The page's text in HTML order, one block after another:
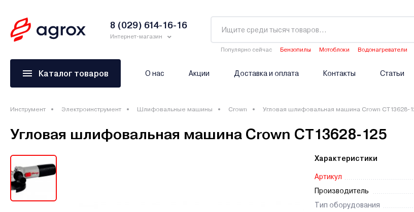
8 (029) 614-16-16
Интернет-магазин
Популярно сейчас Бензопилы Мотоблоки
Водонагреватели
Каталог товаров О нас Акции Доставка и оплата Контакты Статьи
Инструмент Электроинструмент Шлифовальные машины Crown Угловая шлифовальная машина Crown CT13628-
Угловая шлифовальная машина Crown CT13628-125
Характеристики
Артикул
Производитель
Тип оборудования